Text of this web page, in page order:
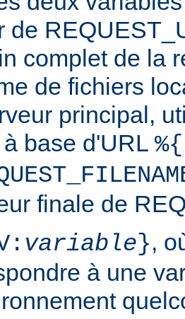
de
complet de la
de fichiers
principal,
base d'URL
finale de
variable},
à une